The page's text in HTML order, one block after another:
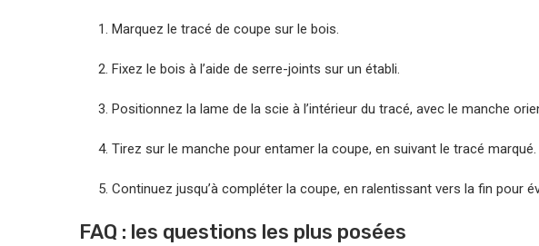
Marquez le tracé de coupe sur le bois.
Fixez le bois à l’aide de serre-joints sur un établi.
Positionnez la lame de la scie à l’intérieur du tracé, avec le manche
Tirez sur le manche pour entamer la coupe, en suivant le tracé marqué.
Continuez jusqu’à compléter la coupe, en ralentissant vers la fin pour
FAQ : les questions les plus posées